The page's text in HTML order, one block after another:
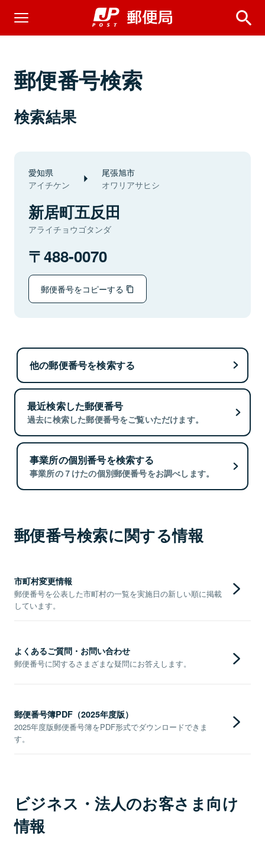
郵便番号検索
検索結果
愛知県
アイチケン
尾張旭市
オワリアサヒシ
新居町五反田
アライチョウゴタンダ
488-0070
郵便番号をコピーする
他の郵便番号を検索する
最近検索した郵便番号
過去に検索した郵便番号をご覧いただけます。
事業所の個別番号を検索する
事業所の７けたの個別郵便番号をお調べします。
郵便番号検索に関する情報
市町村変更情報
郵便番号を公表した市町村の一覧を実施日の新しい順に掲載
しています。
よくあるご質問・お問い合わせ
郵便番号に関するさまざまな疑問にお答えします。
郵便番号簿PDF（2025年度版）
2025年度版郵便番号簿をPDF形式でダウンロードできま
す。
ビジネス・法人のお客さま向け
情報